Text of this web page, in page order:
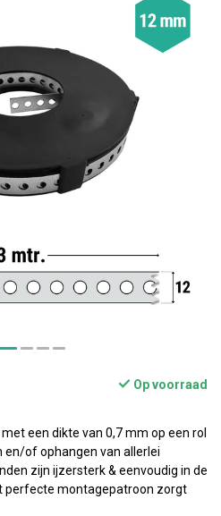
Op voorraad
een dikte van 0,7 mm op een rol
of ophangen van allerlei
zijn ijzersterk & eenvoudig in de
perfecte montagepatroon zorgt